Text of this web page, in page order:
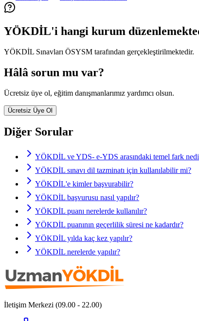
YÖKDİL'i hangi kurum
YÖKDİL Sınavları ÖSYSM tarafından gerçekleştirilmektedir.
Hâlâ sorun mu var?
Ücretsiz üye ol, eğitim danışmanlarımız yardımcı olsun.
Ücretsiz Üye Ol
Diğer Sorular
YÖKDİL ve YDS- e-YDS arasındaki temel fark
YÖKDİL sınavı dil tazminatı için kullanılabilir mi?
YÖKDİL'e kimler başvurabilir?
YÖKDİL başvurusu nasıl yapılır?
YÖKDİL puanı nerelerde kullanılır?
YÖKDİL puanının geçerlilik süresi ne kadardır?
YÖKDİL yılda kaç kez yapılır?
YÖKDİL nerelerde yapılır?
İletişim Merkezi (09.00 - 22.00)